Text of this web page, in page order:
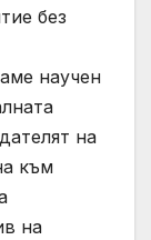
без
научен
на
към
на